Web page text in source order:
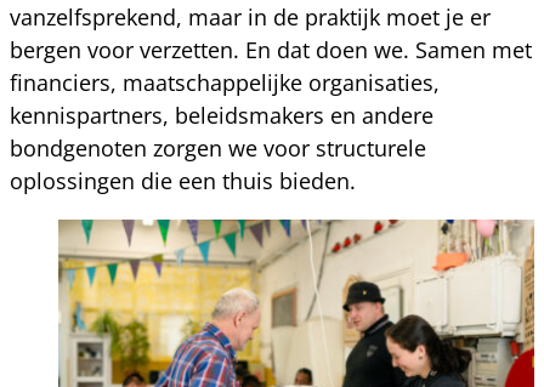
vanzelfsprekend, maar in de praktijk moet je er
bergen voor verzetten. En dat doen we. Samen met
financiers, maatschappelijke organisaties,
kennispartners, beleidsmakers en andere
bondgenoten zorgen we voor structurele
oplossingen die een thuis bieden.